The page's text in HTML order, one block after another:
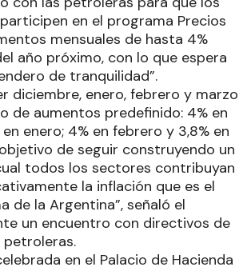
en el programa Precios
mensuales de hasta 4%
año próximo, con lo que espera
de tranquilidad”.
diciembre, enero, febrero y marzo
de aumentos predefinido: 4% en
enero; 4% en febrero y 3,8% en
de seguir construyendo un
todos los sectores contribuyan
la inflación que es el
de la Argentina”, señaló el
un encuentro con directivos de
petroleras.
en el Palacio de Hacienda